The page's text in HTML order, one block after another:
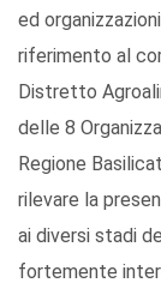
ed
riferimento al
Distretto
delle 8
Regione
rilevare la
ai diversi stadi
fortemente